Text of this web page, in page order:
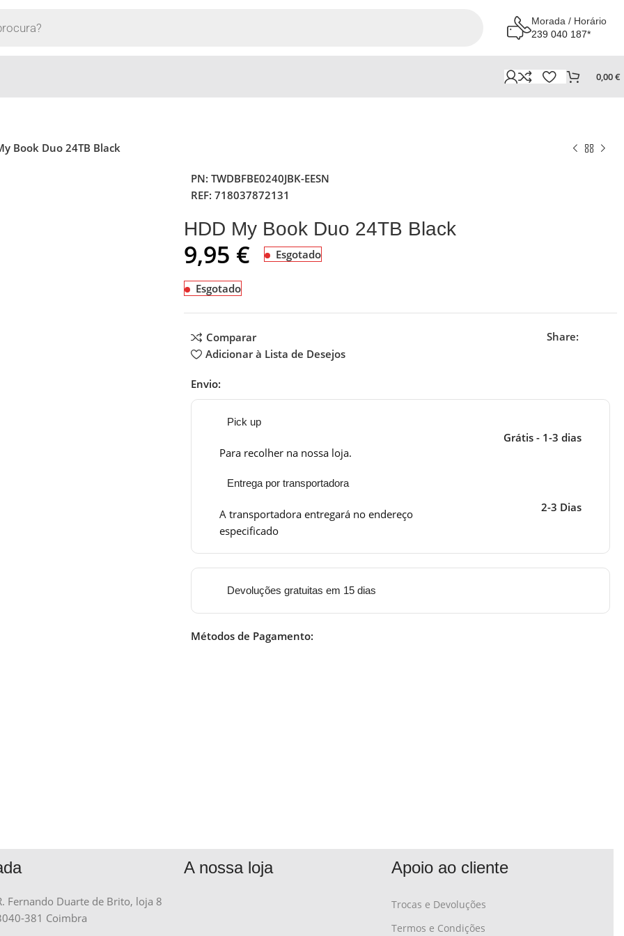
Morada / Horário
239 040 187*
0,00€
Book Duo 24TB Black
PN: TWDBFBE0240JBK-EESN
REF: 718037872131
HDD My Book Duo 24TB Black
9,95 € Esgotado
Esgotado
Comparar
Adicionar à Lista de Desejos
Share:
Envio:
Pick up
Para recolher na nossa loja.
Grátis - 1-3 dias
Entrega por transportadora
A transportadora entregará no endereço
especificado
2-3 Dias
Devoluções gratuitas em 15 dias
Métodos de Pagamento:
Fernando Duarte de Brito, loja 8
381 Coimbra
A nossa loja Apoio ao cliente
Trocas e Devoluções
Termos e Condições